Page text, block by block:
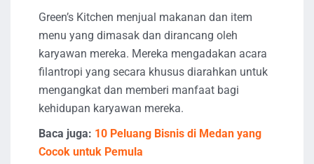
Green’s Kitchen menjual makanan dan item
menu yang dimasak dan dirancang oleh
karyawan mereka. Mereka mengadakan acara
filantropi yang secara khusus diarahkan untuk
mengangkat dan memberi manfaat bagi
kehidupan karyawan mereka.
Baca juga: 10 Peluang Bisnis di Medan yang
Cocok untuk Pemula